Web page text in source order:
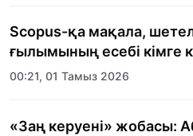
Scopus-қа мақала,
ғылымының есебі кімге
00:21, 01 Тамыз 2026
«Заң керуені» жобасы: